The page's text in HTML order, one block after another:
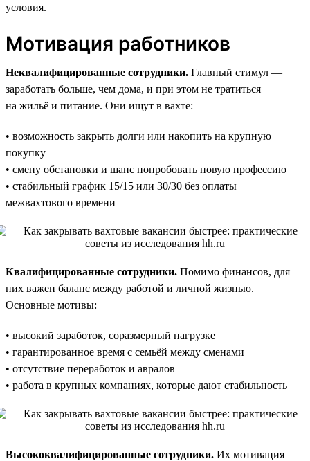
условия.
Мотивация работников
Неквалифицированные сотрудники. Главный стимул —
заработать больше, чем дома, и при этом не тратиться
на жильё и питание. Они ищут в вахте:
• возможность закрыть долги или накопить на крупную
покупку
• смену обстановки и шанс попробовать новую профессию
• стабильный график 15/15 или 30/30 без оплаты
межвахтового времени
Квалифицированные сотрудники. Помимо финансов, для
них важен баланс между работой и личной жизнью.
Основные мотивы:
• высокий заработок, соразмерный нагрузке
• гарантированное время с семьёй между сменами
• отсутствие переработок и авралов
• работа в крупных компаниях, которые дают стабильность
Высококвалифицированные сотрудники. Их мотивация